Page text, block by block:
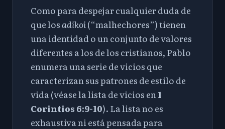
Como para despejar cualquier duda de
que losadikoi(“malhechores”) tienen
una identidad o un conjunto de valores
diferentes a los de los cristianos, Pablo
enumera una serie de vicios que
caracterizan sus patrones de estilo de
vida (véase la lista de vicios en 1
Corintios 6:9-10). La lista no es
exhaustiva ni está pensada para